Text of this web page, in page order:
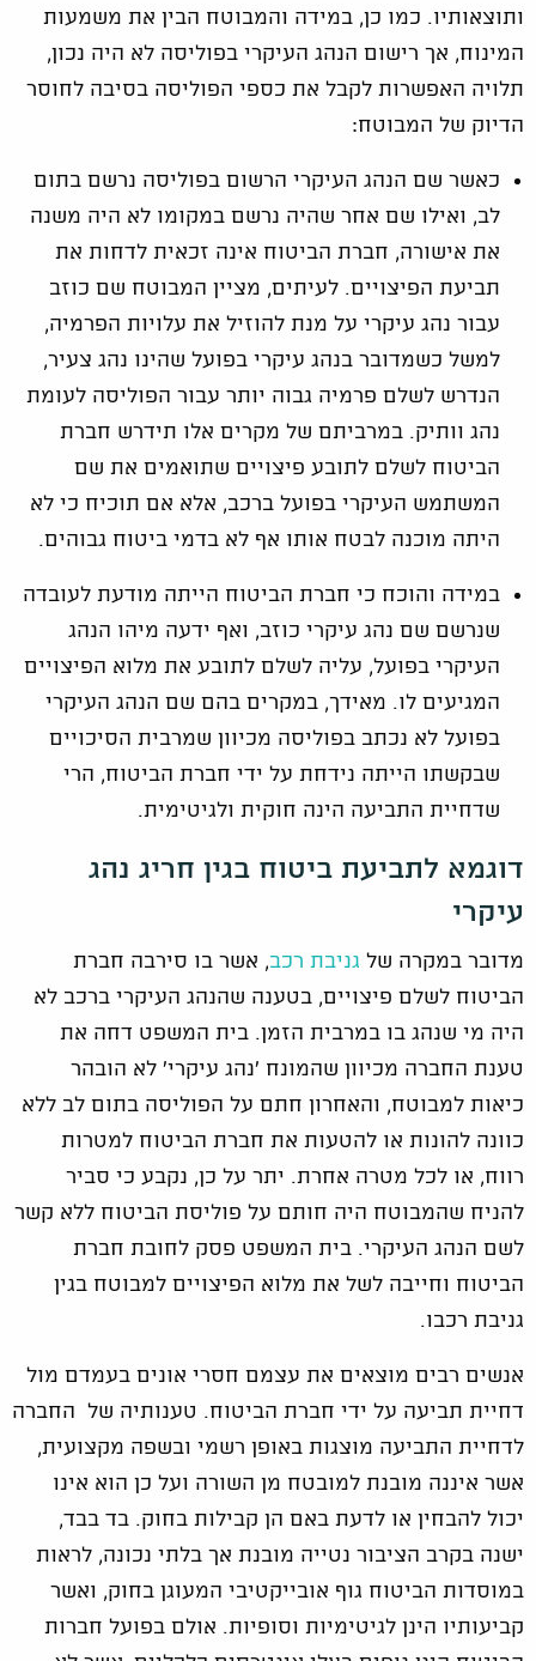
ותוצאותיו. כמו כן, במידה והמבוטח הבין את משמעות
המינוח, אך רישום הנהג העיקרי בפוליסה לא היה נכון,
תלויה האפשרות לקבל את כספי הפוליסה בסיבה לחוסר
הדיוק של המבוטח:
כאשר שם הנהג העיקרי הרשום בפוליסה נרשם בתום
לב, ואילו שם אחר שהיה נרשם במקומו לא היה משנה
את אישורה, חברת הביטוח אינה זכאית לדחות את
תביעת הפיצויים. לעיתים, מציין המבוטח שם כוזב
עבור נהג עיקרי על מנת להוזיל את עלויות הפרמיה,
למשל כשמדובר בנהג עיקרי בפועל שהינו נהג צעיר,
הנדרש לשלם פרמיה גבוה יותר עבור הפוליסה לעומת
נהג וותיק. במרביתם של מקרים אלו תידרש חברת
הביטוח לשלם לתובע פיצויים שתואמים את שם
המשתמש העיקרי בפועל ברכב, אלא אם תוכיח כי לא
היתה מוכנה לבטח אותו אף לא בדמי ביטוח גבוהים.
במידה והוכח כי חברת הביטוח הייתה מודעת לעובדה
שנרשם שם נהג עיקרי כוזב, ואף ידעה מיהו הנהג
העיקרי בפועל, עליה לשלם לתובע את מלוא הפיצויים
המגיעים לו. מאידך, במקרים בהם שם הנהג העיקרי
בפועל לא נכתב בפוליסה מכיוון שמרבית הסיכויים
שבקשתו הייתה נידחת על ידי חברת הביטוח, הרי
שדחיית התביעה הינה חוקית ולגיטימית.
דוגמא לתביעת ביטוח בגין חריג נהג
עיקרי
מדובר במקרה של גניבת רכב, אשר בו סירבה חברת
הביטוח לשלם פיצויים, בטענה שהנהג העיקרי ברכב לא
היה מי שנהג בו במרבית הזמן. בית המשפט דחה את
טענת החברה מכיוון שהמונח 'נהג עיקרי' לא הובהר
כיאות למבוטח, והאחרון חתם על הפוליסה בתום לב ללא
כוונה להונות או להטעות את חברת הביטוח למטרות
רווח, או לכל מטרה אחרת. יתר על כן, נקבע כי סביר
להניח שהמבוטח היה חותם על פוליסת הביטוח ללא קשר
לשם הנהג העיקרי. בית המשפט פסק לחובת חברת
הביטוח וחייבה לשל את מלוא הפיצויים למבוטח בגין
גניבת רכבו.
אנשים רבים מוצאים את עצמם חסרי אונים בעמדם מול
דחיית תביעה על ידי חברת הביטוח. טענותיה של החברה
לדחיית התביעה מוצגות באופן רשמי ובשפה מקצועית,
אשר איננה מובנת למובטח מן השורה ועל כן הוא אינו
יכול להבחין או לדעת באם הן קבילות בחוק. בד בבד,
ישנה בקרב הציבור נטייה מובנת אך בלתי נכונה, לראות
במוסדות הביטוח גוף אובייקטיבי המעוגן בחוק, ואשר
קביעותיו הינן לגיטימיות וסופיות. אולם בפועל חברות